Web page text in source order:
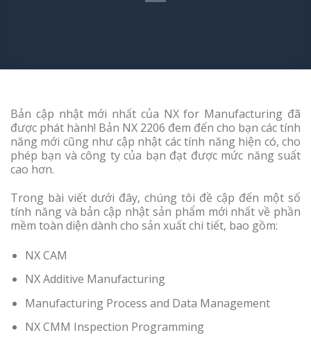
Bản cập nhật mới nhất của NX for Manufacturing đã
được phát hành! Bản NX 2206 đem đến cho bạn các tính
năng mới cũng như cập nhật các tính năng hiện có, cho
phép bạn và công ty của bạn đạt được mức năng suất
cao hơn.
Trong bài viết dưới đây, chúng tôi đề cập đến một số
tính năng và bản cập nhật sản phẩm mới nhất về phần
mềm toàn diện dành cho sản xuất chi tiết, bao gồm:
NX CAM
NX Additive Manufacturing
Manufacturing Process and Data Management
NX CMM Inspection Programming